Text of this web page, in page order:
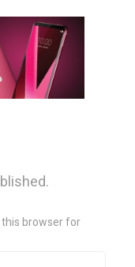
this browser for